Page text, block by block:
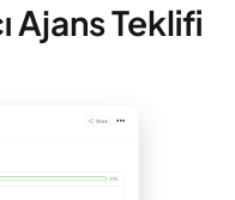
Ajans Teklifi